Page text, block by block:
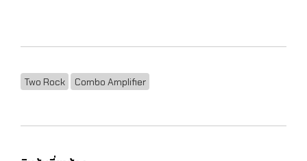
Two Rock Combo Amplifier